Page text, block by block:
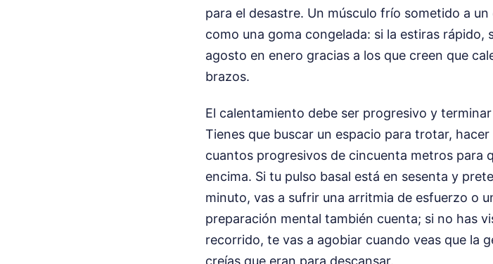
para el desastre. Un músculo frío sometido a
como una goma congelada: si la estiras
agosto en enero gracias a los que creen que
brazos.
El calentamiento debe ser progresivo y
Tienes que buscar un espacio para trotar,
cuantos progresivos de cincuenta metros para
encima. Si tu pulso basal está en sesenta y
minuto, vas a sufrir una arritmia de esfuerzo o
preparación mental también cuenta; si no has
recorrido, te vas a agobiar cuando veas que la